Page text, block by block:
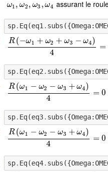
ω1 , ω2, ω3 , ω4
ω1, ω2,ω3,ω4 assurant le
sp. Eq(eq1 . subs ({Omega:
R (−ω1 + ω2 + ω3 − ω4)
4
=
R(−ω1+ω2+ω3−ω4)4=0
sp. Eq(eq2. subs ({Omega:
R (ω1 − ω2 − ω3 + ω4)
4
= 0
R(ω1−ω2−ω3+ω4)4=0
sp. Eq(eq3. subs ({Omega:
R (ω1 − ω2 − ω3 + ω4)
4
= 0
R(ω1−ω2−ω3+ω4)4=0
sp. Eq(eq4. subs ({Omega: